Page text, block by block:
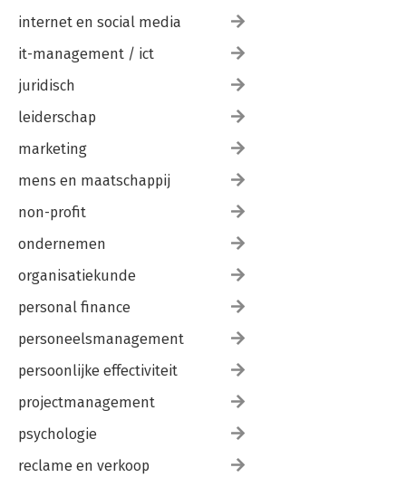
internet en social media
it-management / ict
juridisch
leiderschap
marketing
mens en maatschappij
non-profit
ondernemen
organisatiekunde
personal finance
personeelsmanagement
persoonlijke effectiviteit
projectmanagement
psychologie
reclame en verkoop